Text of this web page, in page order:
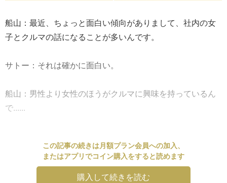
船山：最近、ちょっと面白い傾向がありまして、社内の女
子とクルマの話になることが多いんです。
サトー：それは確かに面白い。
船山：男性より女性のほうがクルマに興味を持っているん
で......
この記事の続きは月額プラン会員への加入、
またはアプリでコイン購入をすると読めます
購入して続きを読む